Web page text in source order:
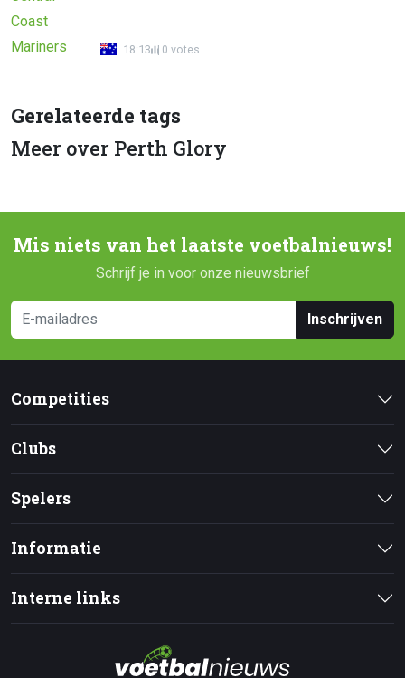
18:13 0 votes
Gerelateerde tags
Meer over Perth Glory
Mis niets van het laatste voetbalnieuws!
Schrijf je in voor onze nieuwsbrief
Inschrijven
Competities
Clubs
Spelers
Informatie
Interne links